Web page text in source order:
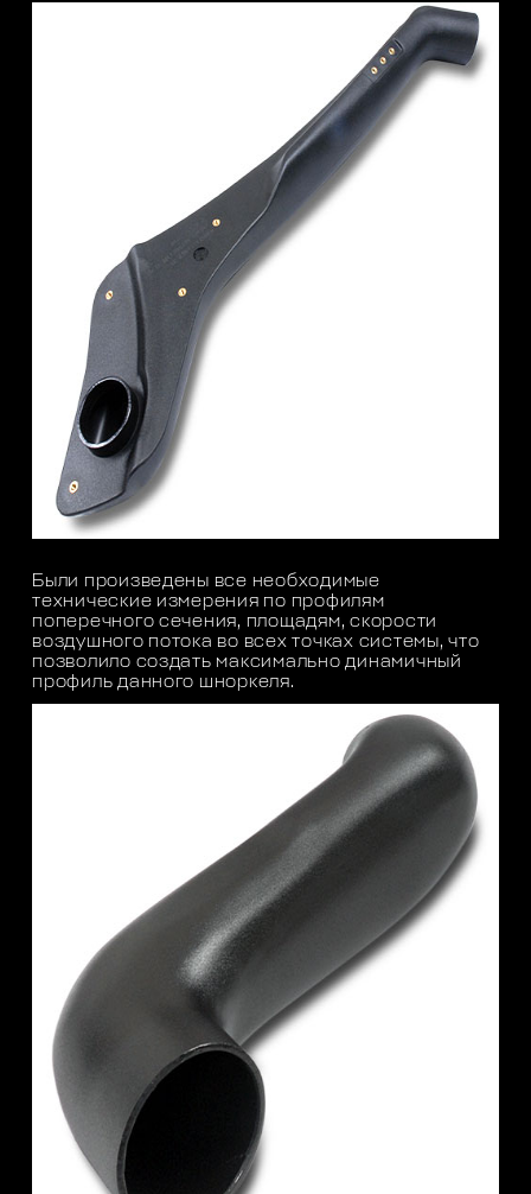
Были произведены все необходимые
технические измерения по профилям
поперечного сечения, площадям, скорости
воздушного потока во всех точках системы, что
позволило создать максимально динамичный
профиль данного шноркеля.